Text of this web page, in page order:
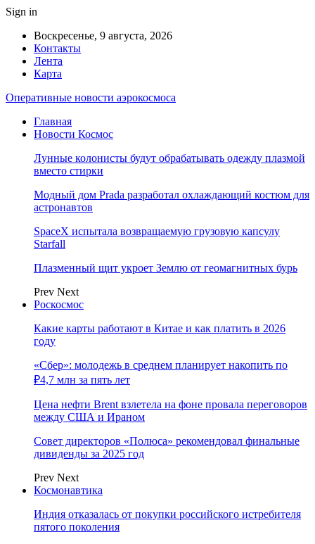
Sign in
Воскресенье, 9 августа, 2026
Контакты
Лента
Карта
Оперативные новости аэрокосмоса
Главная
Новости Космос
Лунные колонисты будут обрабатывать одежду плазмой
вместо стирки
Модный дом Prada разработал охлаждающий костюм для
астронавтов
SpaceX испытала возвращаемую грузовую капсулу
Starfall
Плазменный щит укроет Землю от геомагнитных бурь
Prev Next
Роскосмос
Какие карты работают в Китае и как платить в 2026
году
«Сбер»: молодежь в среднем планирует накопить по
₽4,7 млн за пять лет
Цена нефти Brent взлетела на фоне провала переговоров
между США и Ираном
Совет директоров «Полюса» рекомендовал финальные
дивиденды за 2025 год
Prev Next
Космонавтика
Индия отказалась от покупки российского истребителя
пятого поколения